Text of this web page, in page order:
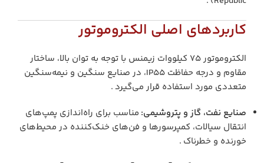
کاربردهای اصلی الکتروموتور
الکتروموتور ۷۵ کیلووات زیمنس با توجه به توان بالا، ساختار
مقاوم و درجه حفاظت IP55، در صنایع سنگین و نیمه‌سنگین
متعددی مورد استفاده قرار می‌گیرد .
صنایع نفت، گاز و پتروشیمی: مناسب برای راه‌اندازی پمپ‌های
انتقال سیالات، کمپرسورها و فن‌های خنک‌کننده در محیط‌های
خورنده و خطرناک .